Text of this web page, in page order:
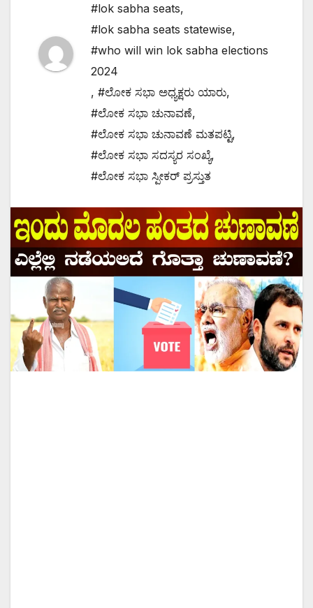
#lok sabha seats,
#lok sabha seats statewise,
#who will win lok sabha elections
2024
, #ಲೋಕ ಸಭಾ ಅಧ್ಯಕ್ಷರು ಯಾರು,
#ಲೋಕ ಸಭಾ ಚುನಾವಣೆ,
#ಲೋಕ ಸಭಾ ಚುನಾವಣೆ ಮತಪಟ್ಟಿ,
#ಲೋಕ ಸಭಾ ಸದಸ್ಯರ ಸಂಖ್ಯೆ,
#ಲೋಕ ಸಭಾ ಸ್ಪೀಕರ್ ಪ್ರಸ್ತುತ